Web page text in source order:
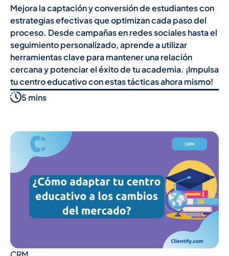
Mejora la captación y conversión de estudiantes con
estrategias efectivas que optimizan cada paso del
proceso. Desde campañas en redes sociales hasta el
seguimiento personalizado, aprende a utilizar
herramientas clave para mantener una relación
cercana y potenciar el éxito de tu academia. ¡Impulsa
tu centro educativo con estas tácticas ahora mismo!
5 mins